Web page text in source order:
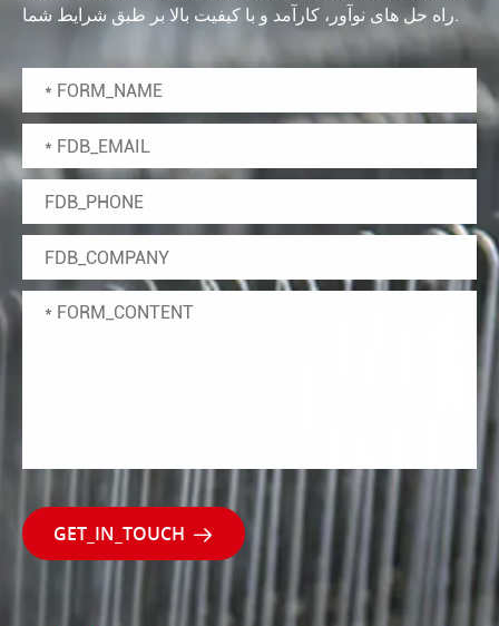
راه حل های نوآور، کارآمد و با کیفیت بالا بر طبق شرایط شما.
